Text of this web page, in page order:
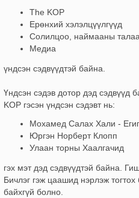
The KOP
Ерөнхий хэлэлцүүлгүүд
Солилцоо, наймааны
Медиа
үндсэн сэдвүүдтэй байна.
Үндсэн сэдэв дотор дэд сэдвүүд
KOP гэсэн үндсэн сэдэвт нь:
Мохамед Салах Хали -
Юргэн Норберт Клопп
Улаан торны Хаалгачид
гэх мэт дэд сэдвүүдтэй байна.
Бичлэг гэж цаашид нэрлэж
байхгүй болно.